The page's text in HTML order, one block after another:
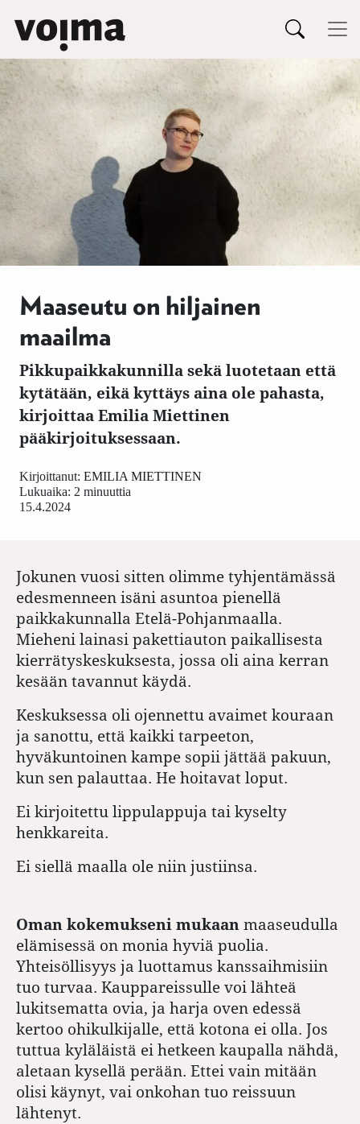
Siirry sisältöön
Päävalikko
Maaseutu on hiljainen
maailma
Pikkupaikkakunnilla sekä luotetaan että
kytätään, eikä kyttäys aina ole pahasta,
kirjoittaa Emilia Miettinen
pääkirjoituksessaan.
15.4.2024
Kirjoittanut: EMILIA MIETTINEN
Lukuaika: 2 minuuttia
Jokunen vuosi sitten olimme tyhjentämässä
edesmenneen isäni asuntoa pienellä
paikkakunnalla Etelä-Pohjanmaalla.
Mieheni lainasi pakettiauton paikallisesta
kierrätyskeskuksesta, jossa oli aina kerran
kesään tavannut käydä.
Keskuksessa oli ojennettu avaimet kouraan
ja sanottu, että kaikki tarpeeton,
hyväkuntoinen kampe sopii jättää pakuun,
kun sen palauttaa. He hoitavat loput.
Ei kirjoitettu lippulappuja tai kyselty
henkkareita.
Ei siellä maalla ole niin justiinsa.
Oman kokemukseni mukaan maaseudulla
elämisessä on monia hyviä puolia.
Yhteisöllisyys ja luottamus kanssaihmisiin
tuo turvaa. Kauppareissulle voi lähteä
lukitsematta ovia, ja harja oven edessä
kertoo ohikulkijalle, että kotona ei olla. Jos
tuttua kyläläistä ei hetkeen kaupalla nähdä,
aletaan kysellä perään. Ettei vain mitään
olisi käynyt, vai onkohan tuo reissuun
lähtenyt.